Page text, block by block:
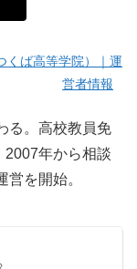
くば高等学院）｜運
営者情報
る。高校教員免
2007年から相談
を開始。